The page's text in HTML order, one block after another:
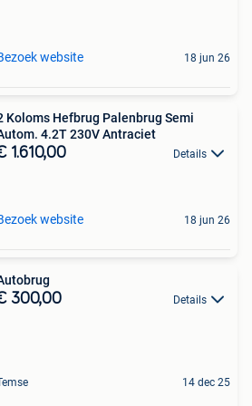
website 18 jun 26
Koloms Hefbrug Palenbrug Semi
4.2T 230V Antraciet
1.610,00 Details
website 18 jun 26
300,00 Details
14 dec 25